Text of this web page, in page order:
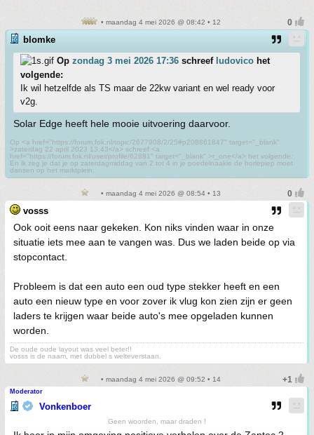
• maandag 4 mei 2026 @ 08:42 • 12
blomke
Op zondag 3 mei 2026 17:36 schreef ludovico het
volgende:
Ik wil hetzelfde als TS maar de 22kw variant en wel ready voor
v2g.
Solar Edge heeft hele mooie uitvoering daarvoor.
Op <a href="https://forum.fok.nl/topic/2677908/2/25#p208861847" target="_blank"
>zaterdag 22 april 2023 13:43</a> schreef <a
href="https://forum.fok.nl/user/profile/62881" target="_blank" >r_one</a> het volgende:
En ik zeg je dat je op zaterdagmiddag van 2 tot 4 in je poedelnaakie de horlepiep moet
dansen op het marktplein.
• maandag 4 mei 2026 @ 08:54 • 13
vosss
Ook ooit eens naar gekeken. Kon niks vinden waar in onze
situatie iets mee aan te vangen was. Dus we laden beide op via
stopcontact.
Probleem is dat een auto een oud type stekker heeft en een
auto een nieuw type en voor zover ik vlug kon zien zijn er geen
laders te krijgen waar beide auto's mee opgeladen kunnen
worden.
De oude oude layout was veel beter!!
vosss is de naam, met dubbel s welteverstaan.
• maandag 4 mei 2026 @ 09:52 • 14
Moderator
Vonkenboer
Geen woorden, maar draden !